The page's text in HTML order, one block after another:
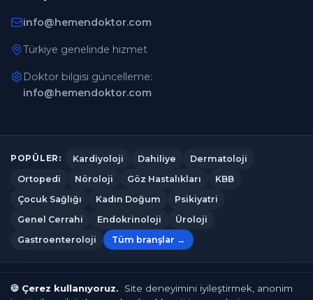
info@hemendoktor.com
Türkiye genelinde hizmet
Doktor bilgisi güncelleme:
info@hemendoktor.com
POPÜLER: Kardiyoloji Dahiliye
Dermatoloji
Ortopedi
Nöroloji Göz Hastalıkları
KBB
Çocuk Sağlığı
Kadın Doğum
Psikiyatri
Genel Cerrahi
Endokrinoloji
Üroloji
Gastroenteroloji
Tüm branşlar →
© 2026Hemendoktor.com— Tüm hakları saklıdır.
🍪 Çerez kullanıyoruz.
Site deneyimini iyileştirmek, anonim